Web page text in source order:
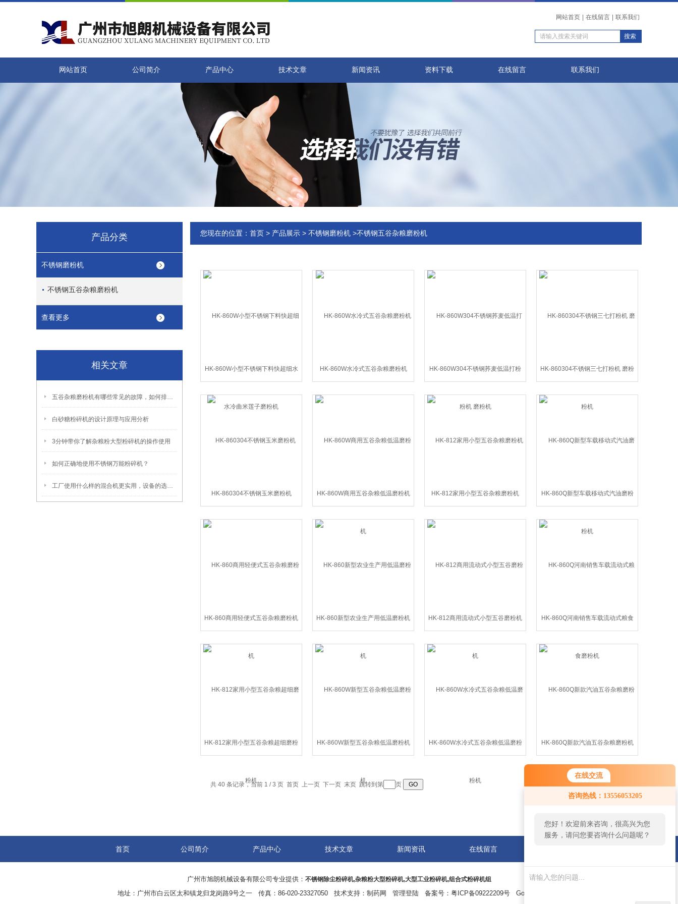
在线交流
咨询热线：13556053205
您好！欢迎前来咨询，很高兴为您
服务，请问您要咨询什么问题呢？
网站首页 在线留言 联系我们
网站首页 公司简介 产品中心 技术文章 新闻资讯 资料下载 在线留言 联系我们
产品分类
不锈钢磨粉机
不锈钢五谷杂粮磨粉机
查看更多
相关文章
五谷杂粮磨粉机有哪些常见的故障，如何排除？
白砂糖粉碎机的设计原理与应用分析
3分钟带你了解杂粮粉大型粉碎机的操作使用
如何正确地使用不锈钢万能粉碎机？
工厂使用什么样的混合机更实用，设备的选型标准有哪些?
您现在的位置： 首页 > 产品展示 > 不锈钢磨粉机 >不锈钢五谷杂粮磨粉机
HK-860W小型不锈钢下料快超细水
冷曲米莲子磨粉机
HK-860W水冷式五谷杂粮磨粉机 HK-860W304不锈钢荞麦低温打粉
机 磨粉机
HK-860304不锈钢三七打粉机 磨粉
机
HK-860304不锈钢玉米磨粉机 HK-860W商用五谷杂粮低温磨粉机 HK-812家用小型五谷杂粮磨粉机 HK-860Q新型车载移动式汽油磨粉
机
HK-860商用轻便式五谷杂粮磨粉机 HK-860新型农业生产用低温磨粉机 HK-812商用流动式小型五谷磨粉机 HK-860Q河南销售车载流动式粮食
磨粉机
HK-812家用小型五谷杂粮超细磨粉
机
HK-860W新型五谷杂粮低温磨粉机 HK-860W水冷式五谷杂粮低温磨粉
机
HK-860Q新款汽油五谷杂粮磨粉机
共 40 条记录，当前 1 / 3 页 首页 上一页 下一页 末页 跳转到第 页
首页 公司简介 产品中心 技术文章 新闻资讯 在线留言
广州市旭朗机械设备有限公司专业提供： 不锈钢除尘粉碎机,杂粮粉大型粉碎机,大型工业粉碎机,组合式粉碎机组
地址：广州市白云区太和镇龙归龙岗路9号之一 传真：86-020-23327050 技术支持： 制药网 管理登陆备案号： 粤ICP备09222209号
GoogleSitemap